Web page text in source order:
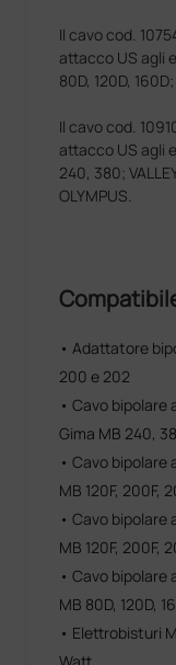
Il cavo cod.
attacco US agli
80D, 120D,
Il cavo cod.
attacco US agli
240, 380;
OLYMPUS.
• Adattatore
200 e 202
• Cavo
Gima MB 240,
• Cavo
MB 120F, 200F,
• Cavo
MB 120F, 200F,
• Cavo
MB 80D, 120D,
• Elettrobisturi
Watt